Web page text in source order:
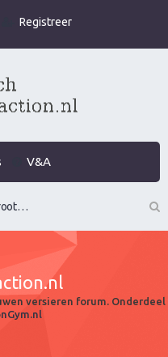
Registreer
V&A
Nederlands grootste Dutch Attraction, Lifestyle, Vrouwen versieren en Pick-Up (PUA) Forum
Z
versieren forum. Onderdeel